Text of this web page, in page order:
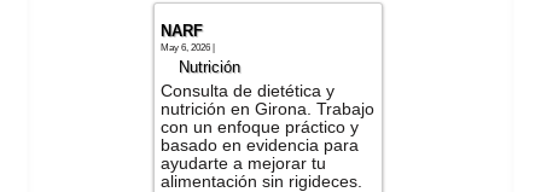
NARF
May 6, 2026 |
Nutrición
Consulta de dietética y
nutrición en Girona. Trabajo
con un enfoque práctico y
basado en evidencia para
ayudarte a mejorar tu
alimentación sin rigideces.